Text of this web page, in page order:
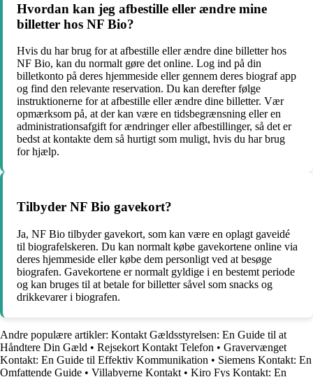
Hvordan kan jeg afbestille eller ændre mine
billetter hos NF Bio?
Hvis du har brug for at afbestille eller ændre dine billetter hos
NF Bio, kan du normalt gøre det online. Log ind på din
billetkonto på deres hjemmeside eller gennem deres biograf app
og find den relevante reservation. Du kan derefter følge
instruktionerne for at afbestille eller ændre dine billetter. Vær
opmærksom på, at der kan være en tidsbegrænsning eller en
administrationsafgift for ændringer eller afbestillinger, så det er
bedst at kontakte dem så hurtigt som muligt, hvis du har brug
for hjælp.
Tilbyder NF Bio gavekort?
Ja, NF Bio tilbyder gavekort, som kan være en oplagt gaveidé
til biografelskeren. Du kan normalt købe gavekortene online via
deres hjemmeside eller købe dem personligt ved at besøge
biografen. Gavekortene er normalt gyldige i en bestemt periode
og kan bruges til at betale for billetter såvel som snacks og
drikkevarer i biografen.
Andre populære artikler: Kontakt Gældsstyrelsen: En Guide til at
Håndtere Din Gæld • Rejsekort Kontakt Telefon • Gravervænget
Kontakt: En Guide til Effektiv Kommunikation • Siemens Kontakt: En
Omfattende Guide • Villabyerne Kontakt • Kiro Fys Kontakt: En